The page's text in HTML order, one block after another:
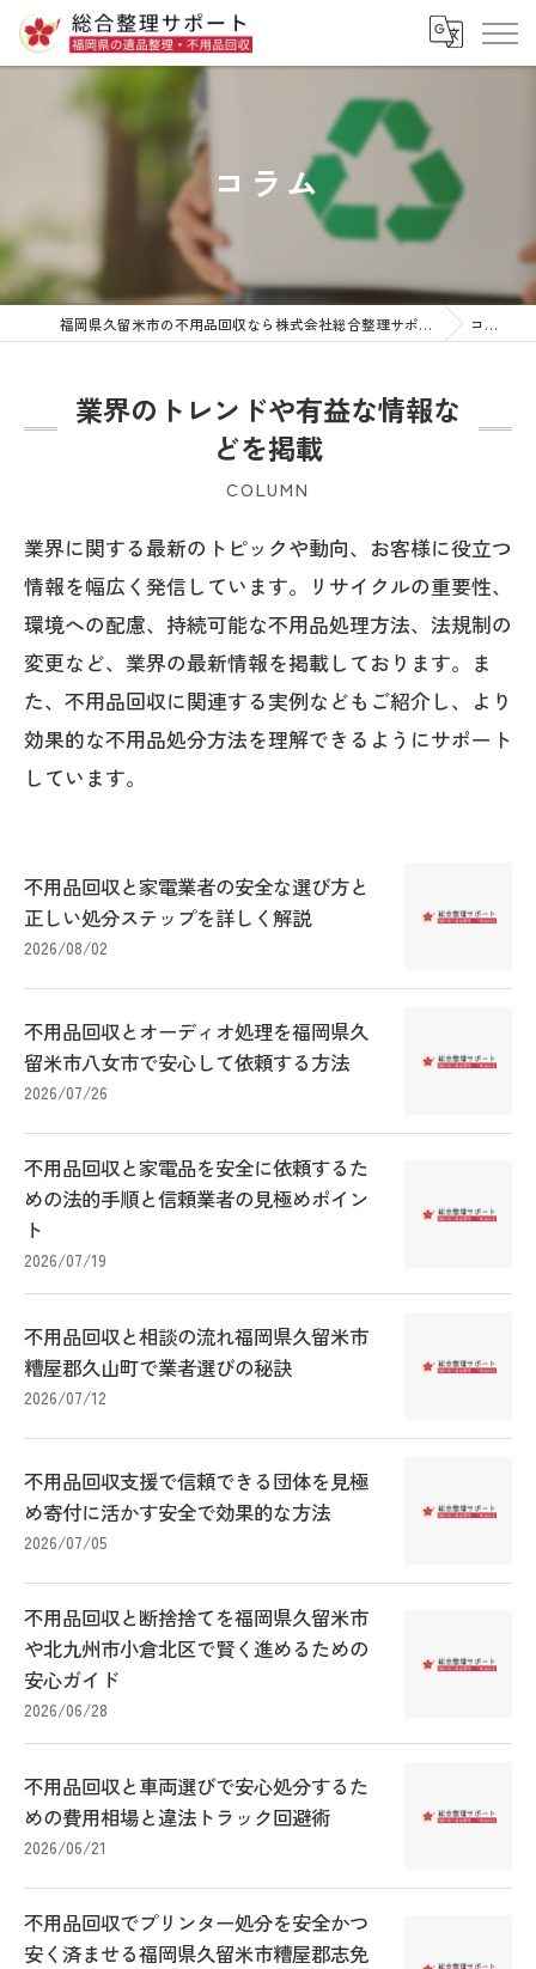
コラム
福岡県久留米市の不用品回収なら株式会社総合整理サポート コラム
業界のトレンドや有益な情報な
どを掲載
COLUMN
業界に関する最新のトピックや動向、お客様に役立つ
情報を幅広く発信しています。リサイクルの重要性、
環境への配慮、持続可能な不用品処理方法、法規制の
変更など、業界の最新情報を掲載しております。ま
た、不用品回収に関連する実例などもご紹介し、より
効果的な不用品処分方法を理解できるようにサポート
しています。
不用品回収と家電業者の安全な選び方と
正しい処分ステップを詳しく解説
2026/08/02
不用品回収とオーディオ処理を福岡県久
留米市八女市で安心して依頼する方法
2026/07/26
不用品回収と家電品を安全に依頼するた
めの法的手順と信頼業者の見極めポイン
ト
2026/07/19
不用品回収と相談の流れ福岡県久留米市
糟屋郡久山町で業者選びの秘訣
2026/07/12
不用品回収支援で信頼できる団体を見極
め寄付に活かす安全で効果的な方法
2026/07/05
不用品回収と断捨捨てを福岡県久留米市
や北九州市小倉北区で賢く進めるための
安心ガイド
2026/06/28
不用品回収と車両選びで安心処分するた
めの費用相場と違法トラック回避術
2026/06/21
不用品回収でプリンター処分を安全かつ
安く済ませる福岡県久留米市糟屋郡志免